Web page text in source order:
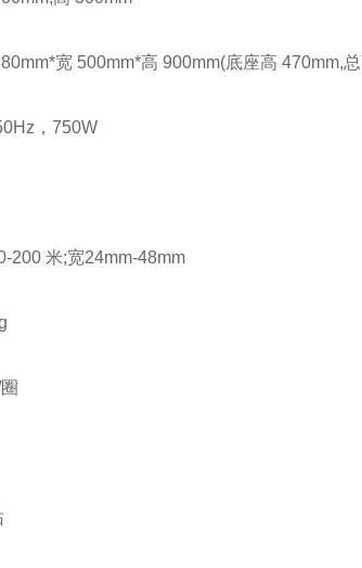
宽 500mm*高 900mm(底座高 470mm,总
，750W
米;宽24mm-48mm